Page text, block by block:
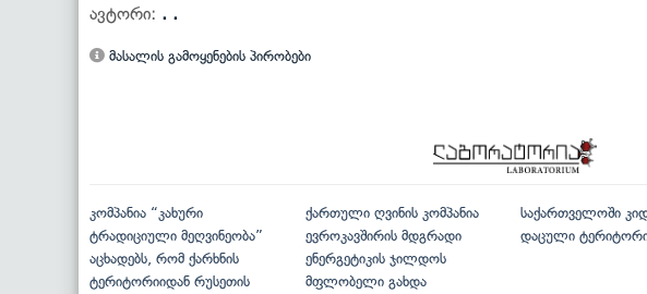
ავტორი: . .
მასალის გამოყენების პირობები
კომპანია “კახური
ტრადიციული მეღვინეობა”
აცხადებს, რომ ქარხნის
ტერიტორიიდან რუსეთის
ქართული ღვინის კომპანია
ევროკავშირის მდგრადი
ენერგეტიკის ჯილდოს
მფლობელი გახდა
საქართველოში
დაცული